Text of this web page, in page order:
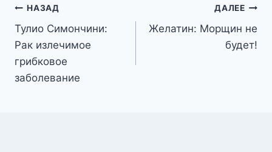
Навигация
по
записям
НАЗАД
Тулио Симончини:
Рак излечимое
грибковое
заболевание
ДАЛЕЕ
Желатин: Морщин не
будет!